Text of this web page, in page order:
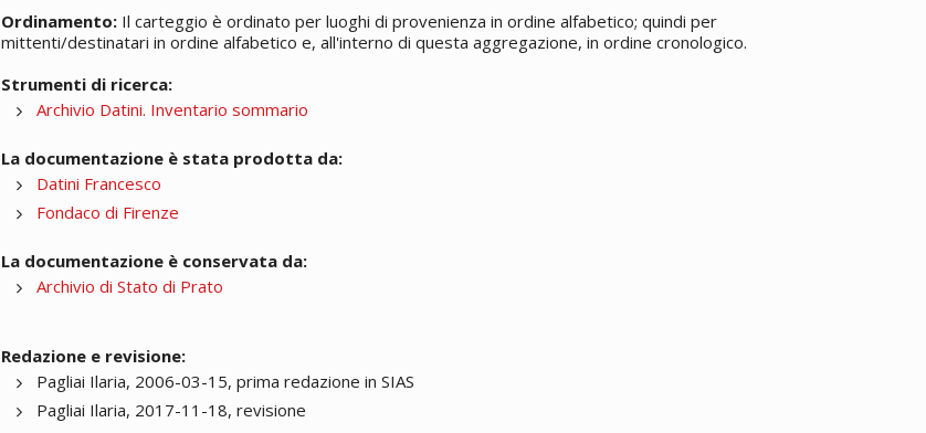
Ordinamento: Il carteggio è ordinato per luoghi di provenienza in ordine alfabetico; quindi per
mittenti/destinatari in ordine alfabetico e, all'interno di questa aggregazione, in ordine cronologico.
Strumenti di ricerca:
Archivio Datini. Inventario sommario
La documentazione è stata prodotta da:
Datini Francesco
Fondaco di Firenze
La documentazione è conservata da:
Archivio di Stato di Prato
Redazione e revisione:
Pagliai Ilaria, 2006-03-15, prima redazione in SIAS
Pagliai Ilaria, 2017-11-18, revisione